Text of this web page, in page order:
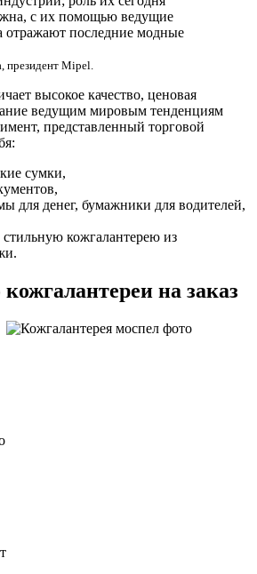
с их помощью ведущие
отражают последние модные
Mipel.
высокое качество, ценовая
ведущим мировым тенденциям
представленный торговой
сумки,
для денег, бумажники для водителей,
кожгалантерею из
на заказ